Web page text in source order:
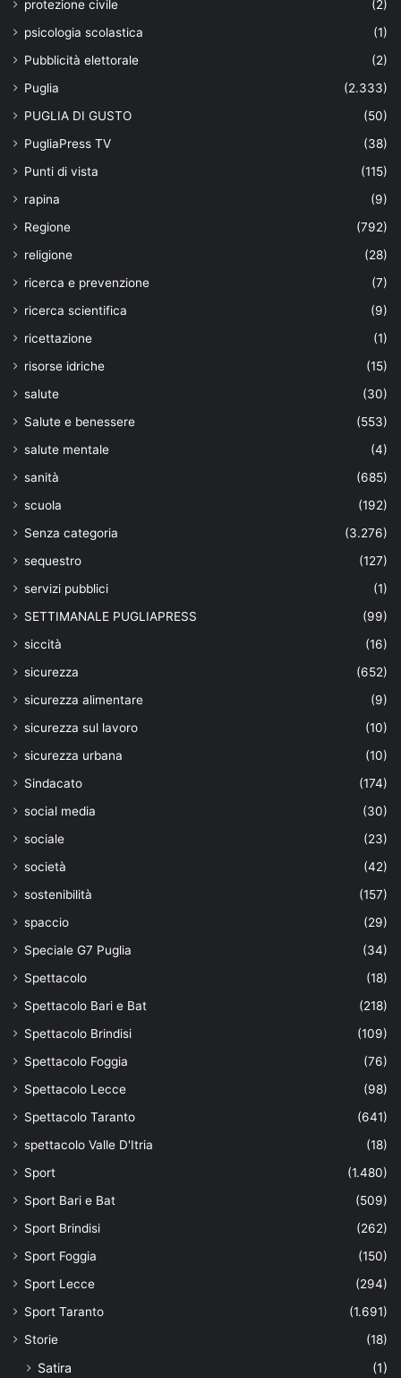
protezione civile
(2)
psicologia scolastica
(1)
Pubblicità elettorale
(2)
Puglia
(2.333)
PUGLIA DI GUSTO
(50)
PugliaPress TV
(38)
Punti di vista
(115)
rapina
(9)
Regione
(792)
religione
(28)
ricerca e prevenzione
(7)
ricerca scientifica
(9)
ricettazione
(1)
risorse idriche
(15)
salute
(30)
Salute e benessere
(553)
salute mentale
(4)
sanità
(685)
scuola
(192)
Senza categoria
(3.276)
sequestro
(127)
servizi pubblici
(1)
SETTIMANALE PUGLIAPRESS
(99)
siccità
(16)
sicurezza
(652)
sicurezza alimentare
(9)
sicurezza sul lavoro
(10)
sicurezza urbana
(10)
Sindacato
(174)
social media
(30)
sociale
(23)
società
(42)
sostenibilità
(157)
spaccio
(29)
Speciale G7 Puglia
(34)
Spettacolo
(18)
Spettacolo Bari e Bat
(218)
Spettacolo Brindisi
(109)
Spettacolo Foggia
(76)
Spettacolo Lecce
(98)
Spettacolo Taranto
(641)
spettacolo Valle D'Itria
(18)
Sport
(1.480)
Sport Bari e Bat
(509)
Sport Brindisi
(262)
Sport Foggia
(150)
Sport Lecce
(294)
Sport Taranto
(1.691)
Storie
(18)
Satira (1)